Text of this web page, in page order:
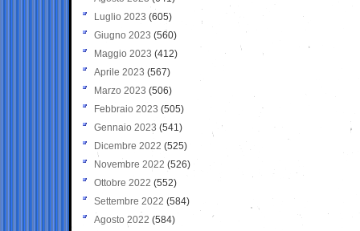
Luglio 2023 (605)
Giugno 2023 (560)
Maggio 2023 (412)
Aprile 2023 (567)
Marzo 2023 (506)
Febbraio 2023 (505)
Gennaio 2023 (541)
Dicembre 2022 (525)
Novembre 2022 (526)
Ottobre 2022 (552)
Settembre 2022 (584)
Agosto 2022 (584)